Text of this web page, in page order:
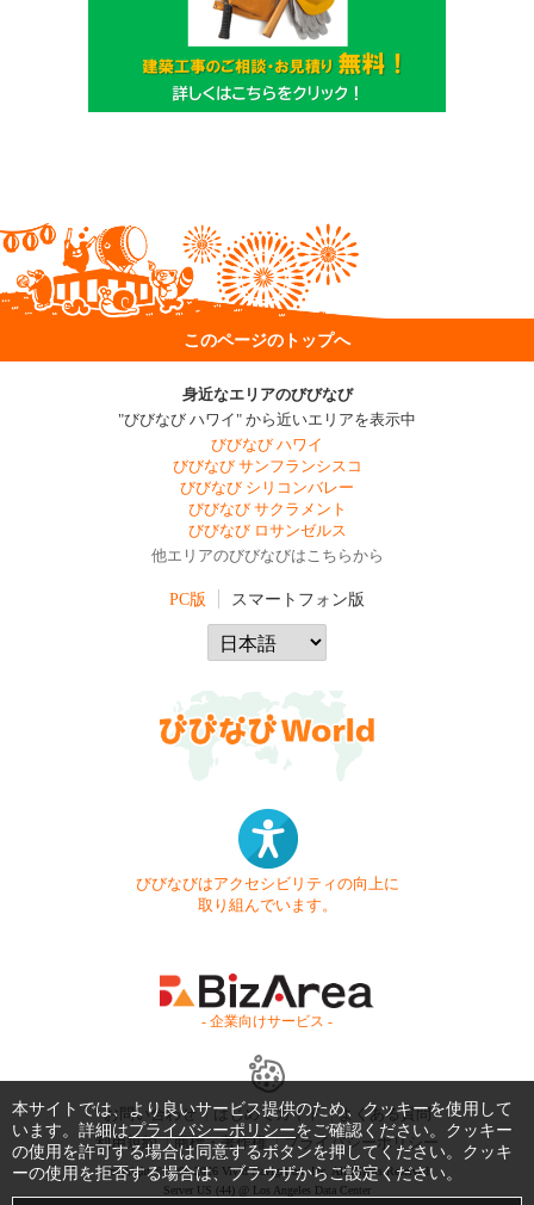
このページのトップへ
身近なエリアのびびなび
"びびなび ハワイ" から近いエリアを表示中
びびなび ハワイ
びびなび サンフランシスコ
びびなび シリコンバレー
びびなび サクラメント
びびなび ロサンゼルス
他エリアのびびなびはこちらから
PC版 スマートフォン版
びびなびはアクセシビリティの向上に
取り組んでいます。
- 企業向けサービス -
お問い合わせ はじめてガイド
よくある質問
利用規約
商標・著作権 プライバシーポリシー
Copyright © 1999-2026 Vivid Navigation, Inc. All Rights Reserved.
Server US (44) @ Los Angeles Data Center
本サイトでは、より良いサービス提供のため、クッキーを使用して
います。詳細はプライバシーポリシーをご確認ください。クッキー
の使用を許可する場合は同意するボタンを押してください。クッキ
ーの使用を拒否する場合は、ブラウザからご設定ください。